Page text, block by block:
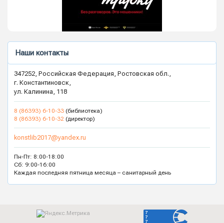
Наши контакты
347252, Российская Федерация, Ростовская обл.,
г. Константиновск,
ул. Калинина, 118
8 (86393) 6-10-33 (библиотека)
8 (86393) 6-10-32 (директор)
konstlib2017@yandex.ru
Пн-Пт: 8:00-18:00
Сб: 9:00-16:00
Каждая последняя пятница месяца – санитарный день